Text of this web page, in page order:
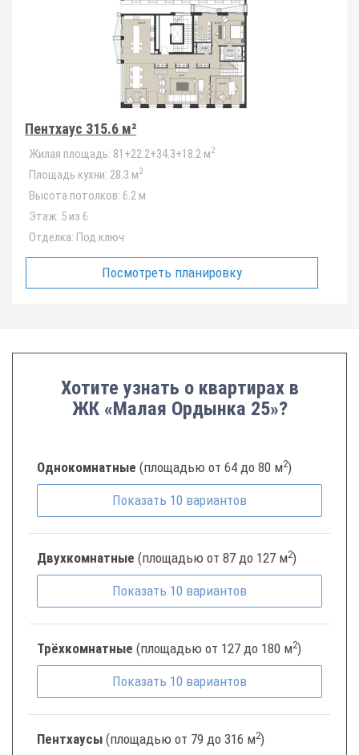
Пентхаус 315.6 м²
Жилая площадь: 81+22.2+34.3+18.2 м2
Площадь кухни: 28.3 м2
Высота потолков: 6.2 м
Этаж: 5 из 6
Отделка: Под ключ
Посмотреть планировку
Хотите узнать о квартирах в
ЖК «Малая Ордынка 25»?
Однокомнатные (площадью от 64 до 80 м2)
Показать 10 вариантов
Двухкомнатные (площадью от 87 до 127 м2)
Показать 10 вариантов
Трёхкомнатные (площадью от 127 до 180 м2)
Показать 10 вариантов
Пентхаусы (площадью от 79 до 316 м2)